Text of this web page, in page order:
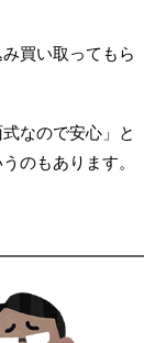
買い取ってもら
なので安心」と
うのもあります。